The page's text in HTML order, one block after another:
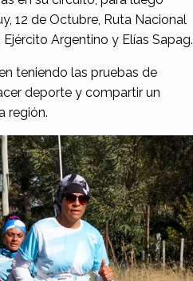
12 de Octubre, Ruta Nacional
Argentino y Elías Sapag.
teniendo las pruebas de
deporte y compartir un
región.